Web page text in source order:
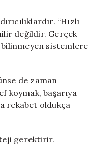
“Hızlı
değildir. Gerçek
sistemlere
de zaman
koymak, başarıya
rekabet oldukça
gerektirir.